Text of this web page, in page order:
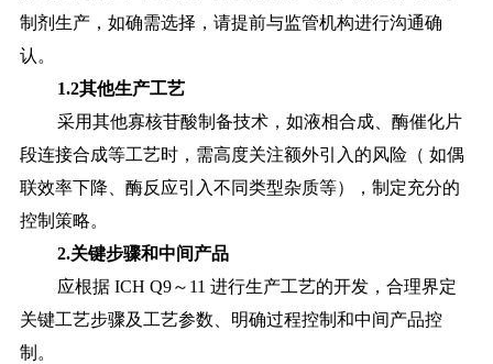
制剂生产，如确需选择，请提前与监管机构进行沟通确
认。
1.2其他生产工艺
采用其他寡核苷酸制备技术，如液相合成、酶催化片
段连接合成等工艺时，需高度关注额外引入的风险（ 如偶
联效率下降、酶反应引入不同类型杂质等），制定充分的
控制策略。
2.关键步骤和中间产品
应根据 ICH Q9～11 进行生产工艺的开发，合理界定
关键工艺步骤及工艺参数、明确过程控制和中间产品控
制。